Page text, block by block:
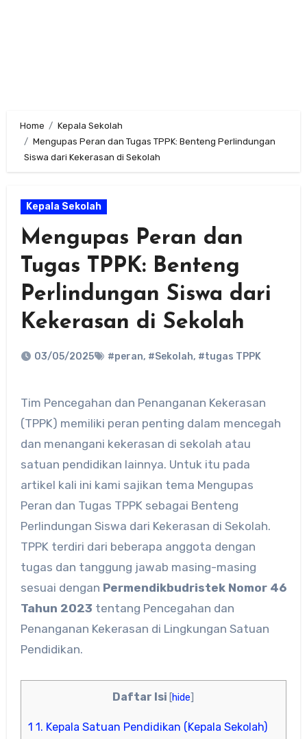
Home
Kepala Sekolah
Mengupas Peran dan Tugas TPPK: Benteng Perlindungan
Siswa dari Kekerasan di Sekolah
Kepala Sekolah
Mengupas Peran dan
Tugas TPPK: Benteng
Perlindungan Siswa dari
Kekerasan di Sekolah
03/05/2025 #peran, #Sekolah, #tugas TPPK
Tim Pencegahan dan Penanganan Kekerasan
(TPPK) memiliki peran penting dalam mencegah
dan menangani kekerasan di sekolah atau
satuan pendidikan lainnya. Untuk itu pada
artikel kali ini kami sajikan tema Mengupas
Peran dan Tugas TPPK sebagai Benteng
Perlindungan Siswa dari Kekerasan di Sekolah.
TPPK terdiri dari beberapa anggota dengan
tugas dan tanggung jawab masing-masing
sesuai dengan Permendikbudristek Nomor 46
Tahun 2023 tentang Pencegahan dan
Penanganan Kekerasan di Lingkungan Satuan
Pendidikan.
Daftar Isi [hide]
1 1. Kepala Satuan Pendidikan (Kepala Sekolah)